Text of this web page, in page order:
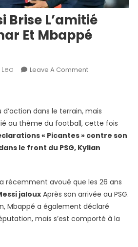
Brise L’amitié
Et Mbappé
Leo Leave A CommentOn
L’amitié
Entre
Neymar
Et
d’action dans le terrain, mais
au thème du football, cette fois
« Picantes » contre son
le front du PSG, Kylian
récemment avoué que les 26 ans
jalouxAprès son arrivée au PSG.
Mbappé a également déclaré
mais s’est comporté à la